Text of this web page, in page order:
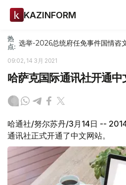
KAZINFORM
热
点: 选举-2026总统府任免事件国情咨
09:02, 14 3月 2021
哈萨克国际通讯社开通
哈通社/努尔苏丹/3月14日 --
通讯社正式开通了中文网站。